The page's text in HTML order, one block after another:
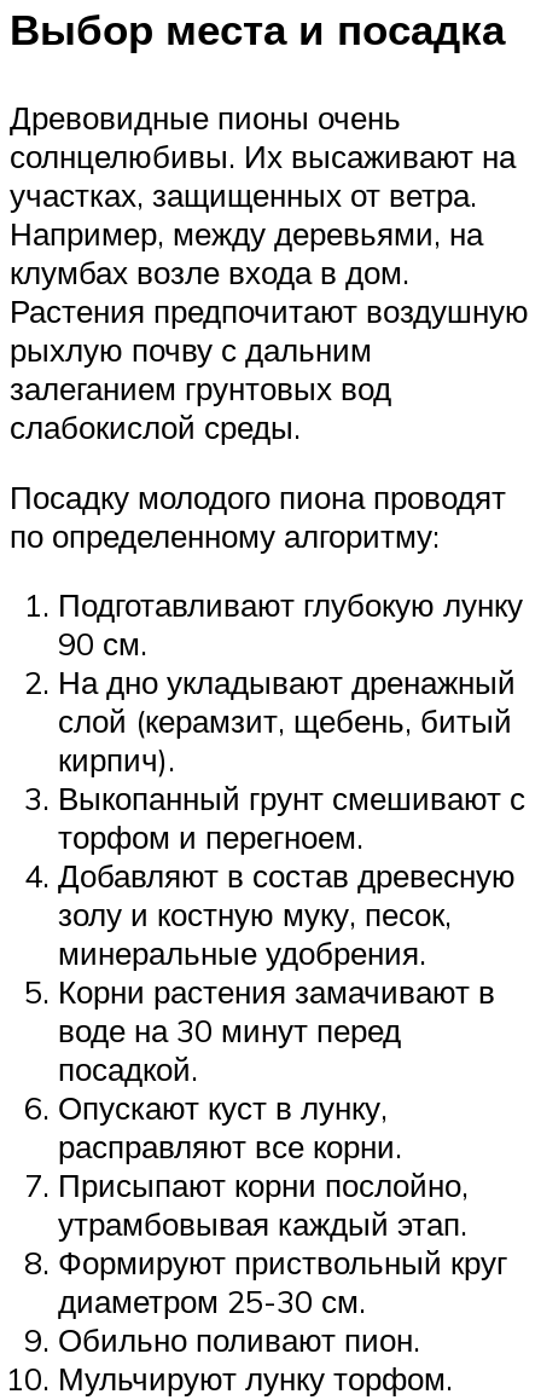
Выбор места и посадка
Древовидные пионы очень
солнцелюбивы. Их высаживают на
участках, защищенных от ветра.
Например, между деревьями, на
клумбах возле входа в дом.
Растения предпочитают воздушную
рыхлую почву с дальним
залеганием грунтовых вод
слабокислой среды.
Посадку молодого пиона проводят
по определенному алгоритму:
Подготавливают глубокую лунку
90 см.
На дно укладывают дренажный
слой (керамзит, щебень, битый
кирпич).
Выкопанный грунт смешивают с
торфом и перегноем.
Добавляют в состав древесную
золу и костную муку, песок,
минеральные удобрения.
Корни растения замачивают в
воде на 30 минут перед
посадкой.
Опускают куст в лунку,
расправляют все корни.
Присыпают корни послойно,
утрамбовывая каждый этап.
Формируют приствольный круг
диаметром 25-30 см.
Обильно поливают пион.
Мульчируют лунку торфом.